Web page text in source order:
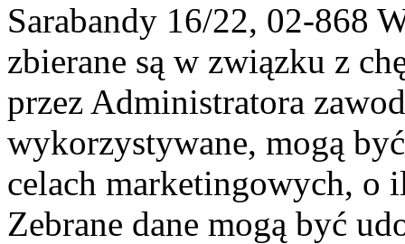
Sarabandy 16/22, 02-868
zbierane są w związku z
przez Administratora
wykorzystywane, mogą
celach marketingowych, o
Zebrane dane mogą być